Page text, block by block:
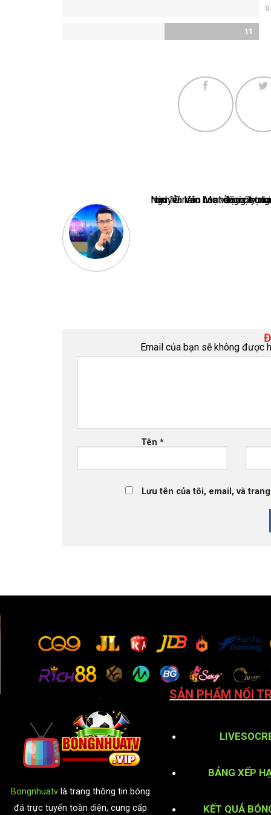
0
11
Nguyễn Văn Minh là một trong những chuyên gia hàng đầu
Email của bạn sẽ không được
Tên*
Lưu tên của tôi, email, và
Bongnhuatvlà trang thông tin bóng
đá trực tuyến toàn diện, cung cấp
SẢN PHẨM NỔI
BẢNG XẾP
KẾT QUẢ